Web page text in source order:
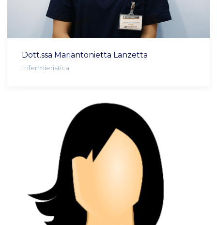
Dott.ssa Mariantonietta Lanzetta
Infermieristica